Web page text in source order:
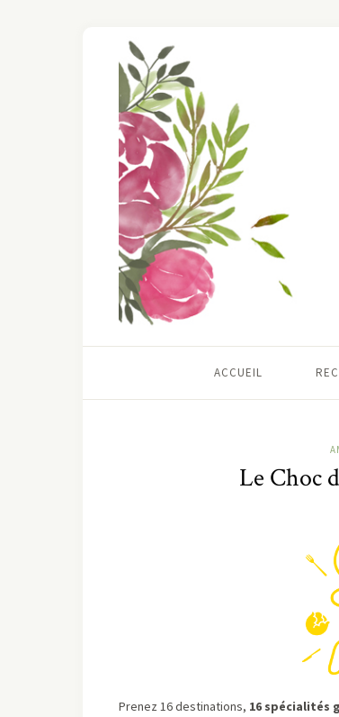
ACCUEIL
Le Choc
Prenez 16 destinations, 16 spécialités